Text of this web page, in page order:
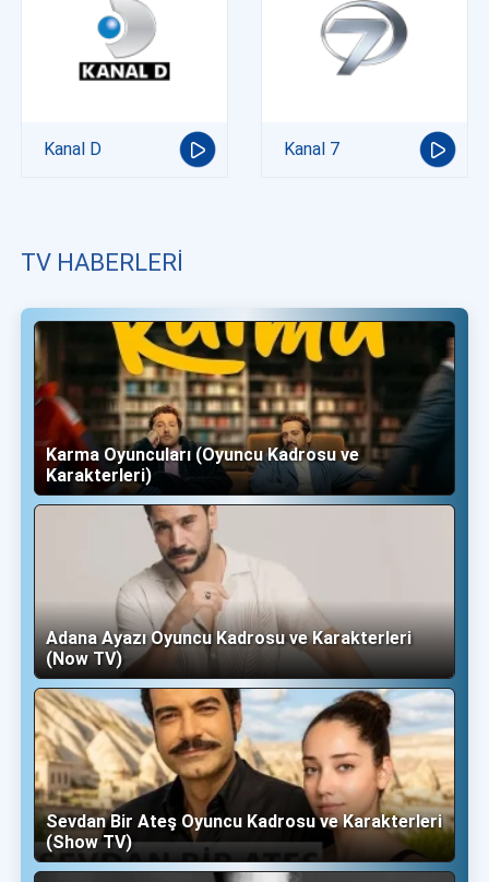
Kanal D Kanal 7
TV HABERLERI
Karma Oyuncuları (Oyuncu Kadrosu ve
Karakterleri)
Adana Ayazı Oyuncu Kadrosu ve Karakterleri
(Now TV)
Sevdan Bir Ateş Oyuncu Kadrosu ve Karakterleri
(Show TV)